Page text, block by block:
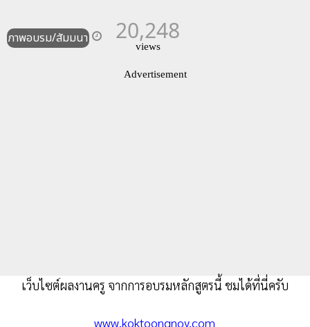
ภาพอบรม/สัมมนา 20,248
views
Advertisement
เว็บไซต์ผลงานครู จากการอบรมหลักสูตรนี้ ชมได้ที่นี่ครับ
www.koktoongnoy.com